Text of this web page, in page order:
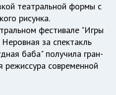
театральной формы с
рисунка.
фестивале "Игры
за спектакль
баба" получила гран-
современной